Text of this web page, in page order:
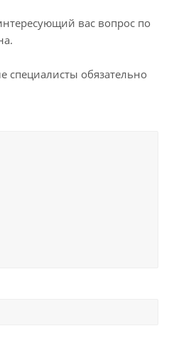
вас вопрос по
обязательно